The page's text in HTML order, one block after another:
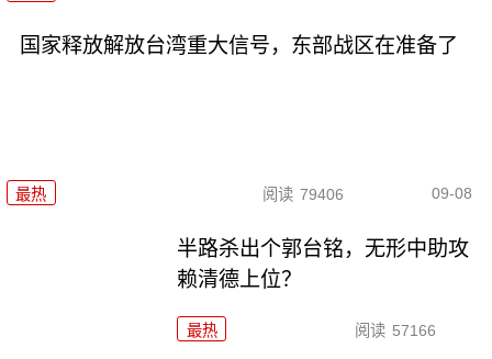
国家释放解放台湾重大信号，东部战区在准备了
最热 阅读 79406 09-08
半路杀出个郭台铭，无形中助攻
赖清德上位？
最热 阅读 57166